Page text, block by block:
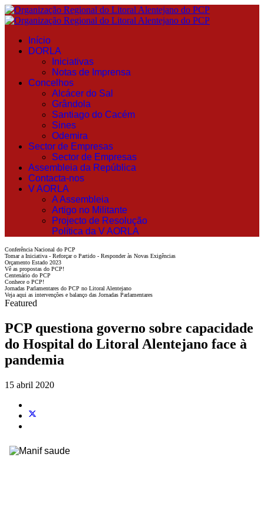
Início
DORLA
Iniciativas
Notas de Imprensa
Concelhos
Alcácer do Sal
Grândola
Santiago do Cacém
Sines
Odemira
Sector de Empresas
Sector de Empresas
Assembleia da República
Contacta-nos
V AORLA
A Assembleia
Artigo no Militante
Projecto de Resolução
Política da V AORLA
Conferência Nacional do PCP
Tomar a Iniciativa - Reforçar o Partido - Responder às Novas Exigências
Orçamento Estado 2023
Vê as propostas do PCP!
Centenário do PCP
Conhece o PCP!
Jornadas Parlamentares do PCP no Litoral Alentejano
Veja aqui as intervenções e balanço das Jornadas Parlamentares
Featured
PCP questiona governo sobre capacidade
do Hospital do Litoral Alentejano face à
pandemia
15 abril 2020